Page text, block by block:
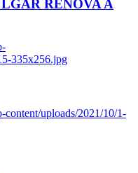
RENOVA A
335x256.jpg
uploads/2021/10/1-